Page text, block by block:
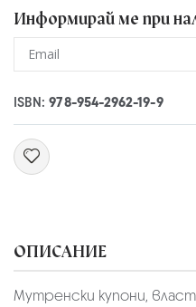
Информирай ме при
ISBN:978-954-2962-19-9
ОПИСАНИЕ
Мутренски купони,